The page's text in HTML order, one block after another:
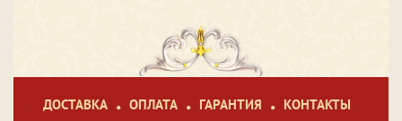
ДОСТАВКА ОПЛАТА ГАРАНТИЯ КОНТАКТЫ